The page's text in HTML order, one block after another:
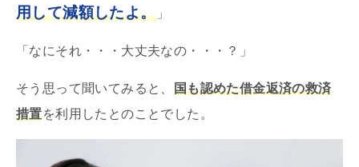
用して減額したよ。」
「なにそれ・・・大丈夫なの・・・？」
そう思って聞いてみると、 国も認めた借金返済の救済
措置を利用したとのことでした。